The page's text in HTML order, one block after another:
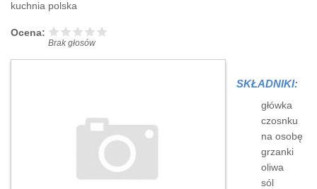
kuchnia polska
Ocena:
Brak głosów
SKŁADNIKI:
główka
czosnku
na osobę
grzanki
oliwa
sól